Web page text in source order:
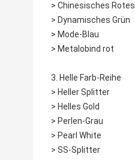
> Chinesisches Rotes
> Dynamisches Grün
> Mode-Blau
> Metalobind rot
3. Helle Farb-Reihe
> Heller Splitter
> Helles Gold
> Perlen-Grau
> Pearl White
> SS-Splitter